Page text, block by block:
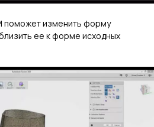
поможет изменить форму
ее к форме исходных